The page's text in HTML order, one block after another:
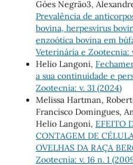
Góes Negrão3,
Prevalência de
bovina, herpesvírus
enzoótica bovina em
Veterinária e Zootecnia:
Helio Langoni,
a sua continuidade e
Zootecnia: v. 31 (2024)
Melissa Hartman,
Francisco Domingues,
Helio Langoni, EFEITO
CONTAGEM DE
OVELHAS DA RAÇA
Zootecnia: v. 16 n. 1